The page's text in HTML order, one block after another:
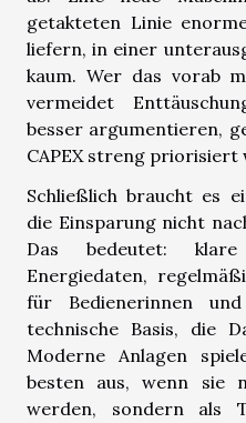
getakteten Linie
liefern, in einer
kaum. Wer das vorab
vermeidet
besser argumentieren,
CAPEX streng priorisiert
Schließlich braucht es
die Einsparung nicht
Das bedeutet:
Energiedaten,
für Bedienerinnen
technische Basis, die
Moderne Anlagen
besten aus, wenn sie
werden, sondern als